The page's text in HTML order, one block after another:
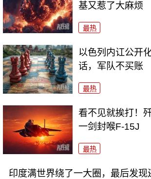
基又惹了大麻烦
最热
以色列内讧公开
话，军队不买账
最热
看不见就挨打！
一剑封喉F-15J
最热
印度满世界绕了一大圈，最后发现